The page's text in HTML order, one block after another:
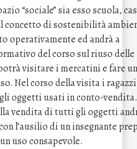
“sociale” sia esso scuola,
concetto di sostenibilità
operativamente ed andrà a
del corso sul riuso delle
visitare i mercatini e fare
Nel corso della visita i ragazzi
oggetti usati in conto-
vendita di tutti gli oggetti
l’ausilio di un insegnante
uso consapevole.